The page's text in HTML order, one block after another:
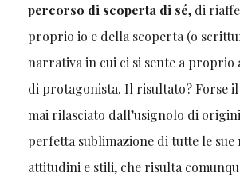
percorso di scoperta di sé, di
proprio io e della scoperta (o
narrativa in cui ci si sente a proprio
di protagonista. Il risultato? Forse
mai rilasciato dall’usignolo di
perfetta sublimazione di tutte le
attitudini e stili, che risulta